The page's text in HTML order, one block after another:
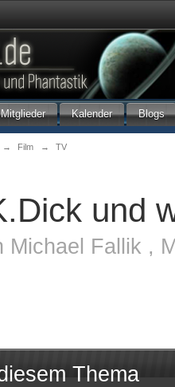
Mitglieder Kalender Blogs
→ Film → TV
und
Michael Fallik ,
Thema